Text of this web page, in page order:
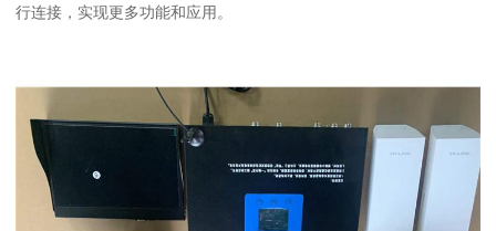
行连接，实现更多功能和应用。